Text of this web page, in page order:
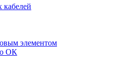
кабелей
элементом
ОК